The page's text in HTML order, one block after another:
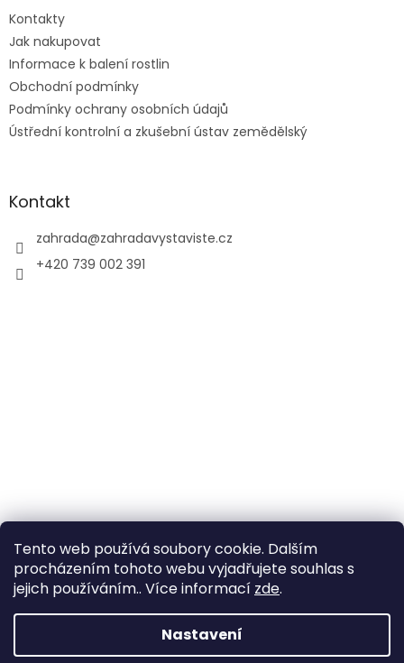
Tento web používá soubory cookie. Dalším
procházením tohoto webu vyjadřujete souhlas s
jejich používáním.. Více informací zde.
Nastavení
Kontakty
Jak nakupovat
Informace k balení rostlin
Obchodní podmínky
Podmínky ochrany osobních údajů
Ústřední kontrolní a zkušební ústav zemědělský
Kontakt
zahrada@zahradavystaviste.cz
+420 739 002 391
Vytvořil Shoptet